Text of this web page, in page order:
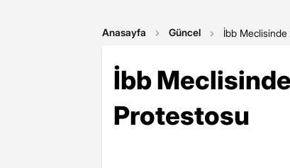
Anasayfa Güncel İbb
İbb
Protestosu